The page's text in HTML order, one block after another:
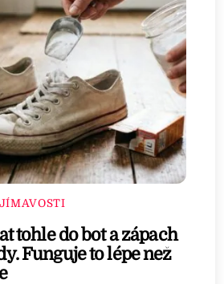
tohle do bot a zápach
Funguje to lépe než